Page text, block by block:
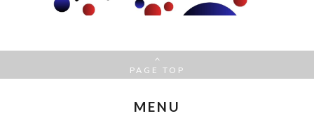
PAGE TOP
MENU